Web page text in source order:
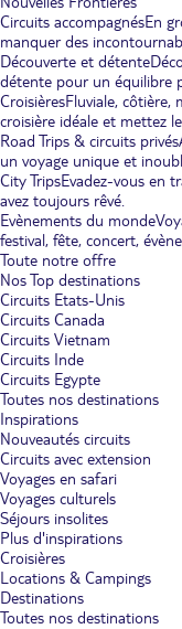
Circuits accompagnésEn
manquer des
Découverte et détente
détente pour un équilibre
CroisièresFluviale, côtière,
croisière idéale et mettez
Road Trips & circuits privés
un voyage unique et
City TripsEvadez-vous en
avez toujours rêvé.
Evènements du monde
festival, fête, concert,
Toute notre offre
Nos Top destinations
Circuits Etats-Unis
Circuits Canada
Circuits Vietnam
Circuits Inde
Circuits Egypte
Toutes nos destinations
Inspirations
Nouveautés circuits
Circuits avec extension
Voyages en safari
Voyages culturels
Séjours insolites
Plus d'inspirations
Croisières
Locations & Campings
Destinations
Toutes nos destinations